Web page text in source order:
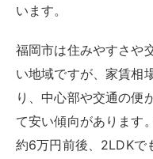
います。
福岡市は住みやすさや
い地域ですが、家賃相
り、中心部や交通の便
て安い傾向があります
約6万円前後、2LDKで